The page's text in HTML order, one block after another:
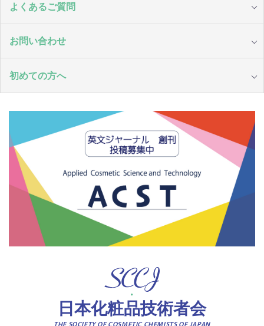
よくあるご質問
お問い合わせ
初めての方へ
日本化粧品技術者会
THE SOCIETY OF COSMETIC CHEMISTS OF JAPAN